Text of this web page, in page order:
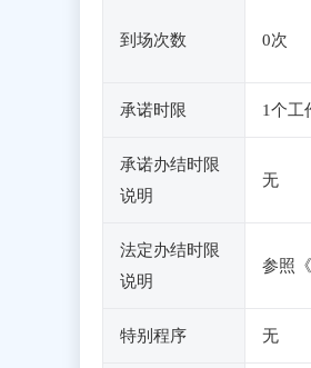
到场次数 0次
承诺时限 1个工
承诺办结时限
说明
无
法定办结时限
说明
参照
特别程序 无